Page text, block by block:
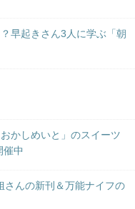
早起きさん3人に学ぶ「朝
かしめいと」のスイーツ
催中
さんの新刊＆万能ナイフの